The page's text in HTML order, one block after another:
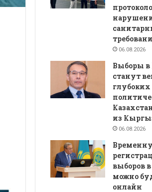
06.08.2026
Выборы в
станут
глубоких
из
06.08.2026
выборов
можно
онлайн